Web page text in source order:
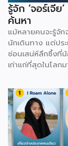
รู้จัก ‘จอร์เจี
ค้นหา
แม้หลายคนจะรู้จั
นักเดินทาง แต่ปร
ซ่อนเสน่ห์ลึกซึ้งที่
เก่าแก่ที่สุดในโล
เป็นเอกลักษณ์เฉพ
จอร์เจียยังเป็นที่
สูงที่สุดในยุโรป
ขนาดใหญ่อย่าง
ซ่อนตัวจากศัตรูใ
วัฒนธรรม Supra